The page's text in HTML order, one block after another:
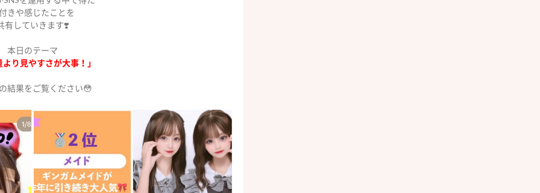
きや感じたことを
有していきます❣️
本日のテーマ
り見やすさが大事！」
結果をご覧ください😳